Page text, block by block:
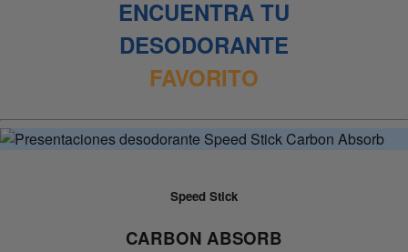
ENCUENTRA TU
DESODORANTE
FAVORITO
Speed Stick
CARBON ABSORB